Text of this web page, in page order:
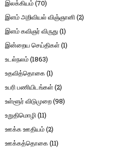
இலக்கியம்(70)
இளம் அறிவியல் விஞ்ஞானி (2)
இளம் கவிஞர் விருது(1)
இன்றைய செய்திகள்(1)
உடல்நலம்(1863)
உதவித்தொகை(1)
உபரி பணியிடங்கள்(2)
உள்ளூர் விடுமுறை(98)
உறுதிமொழி (11)
ஊக்க ஊதியம்(2)
ஊக்கத்தொகை(11)